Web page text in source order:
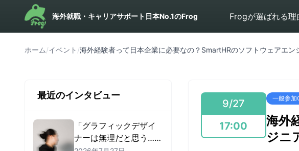
海外就職・キャリアサポート日本No.1のFrog Frogが選ばれる理
ホーム/イベント /海外経験者って日本企業に必要なの？SmartHRのソフトウェアエ
最近のインタビュー
「グラフィックデザイ
ナーは無理だと思う…」
9/27
17:00
一般参加
海外
ジニ